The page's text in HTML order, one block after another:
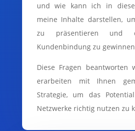
und wie kann ich in
meine Inhalte darstellen,
zu präsentieren und
Kundenbindung zu
Diese Fragen beantworten
erarbeiten mit Ihnen
Strategie, um das
Netzwerke richtig nutzen zu